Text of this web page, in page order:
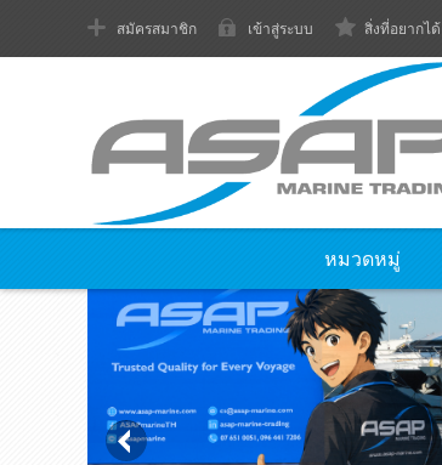
สมัครสมาชิก เข้าสู่ระบบ สิ่งที่อยากได้
หมวดหมู่